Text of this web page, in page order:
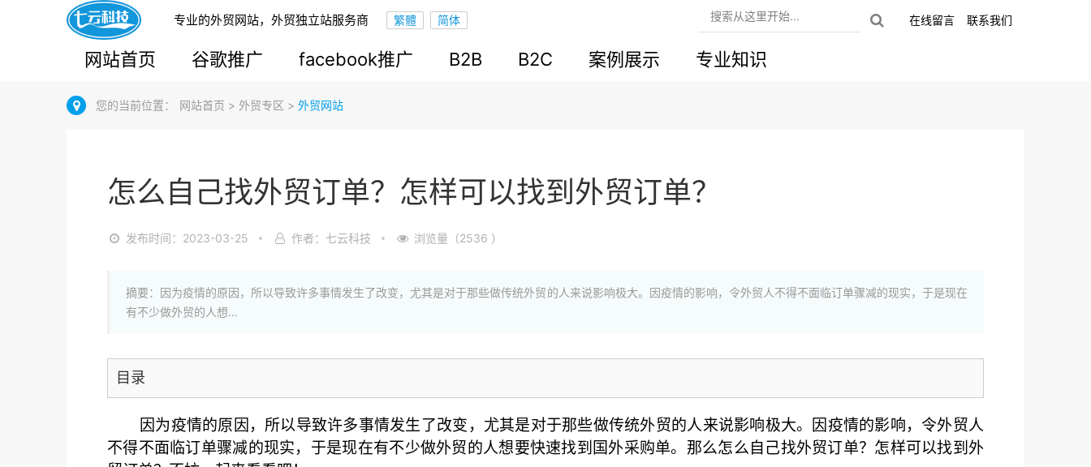
专业的外贸网站，外贸独立站服务商 在线留言 联系我们
网站首页 谷歌推广 facebook推广 B2B B2C 案例展示 专业知识
您的当前位置： 网站首页 > 外贸专区 > 外贸网站
怎么自己找外贸订单？怎样可以找到外贸订单？
发布时间：2023-03-25 作者：七云科技 浏览量（2536 ）
摘要：因为疫情的原因，所以导致许多事情发生了改变，尤其是对于那些做传统外贸的人来说影响极大。因疫情的影响，令外贸人不得不面临订单骤减的现实，于是现在
有不少做外贸的人想...
目录
因为疫情的原因，所以导致许多事情发生了改变，尤其是对于那些做传统外贸的人来说影响极大。因疫情的影响，令外贸人
不得不面临订单骤减的现实，于是现在有不少做外贸的人想要快速找到国外采购单。那么怎么自己找外贸订单？怎样可以找到外